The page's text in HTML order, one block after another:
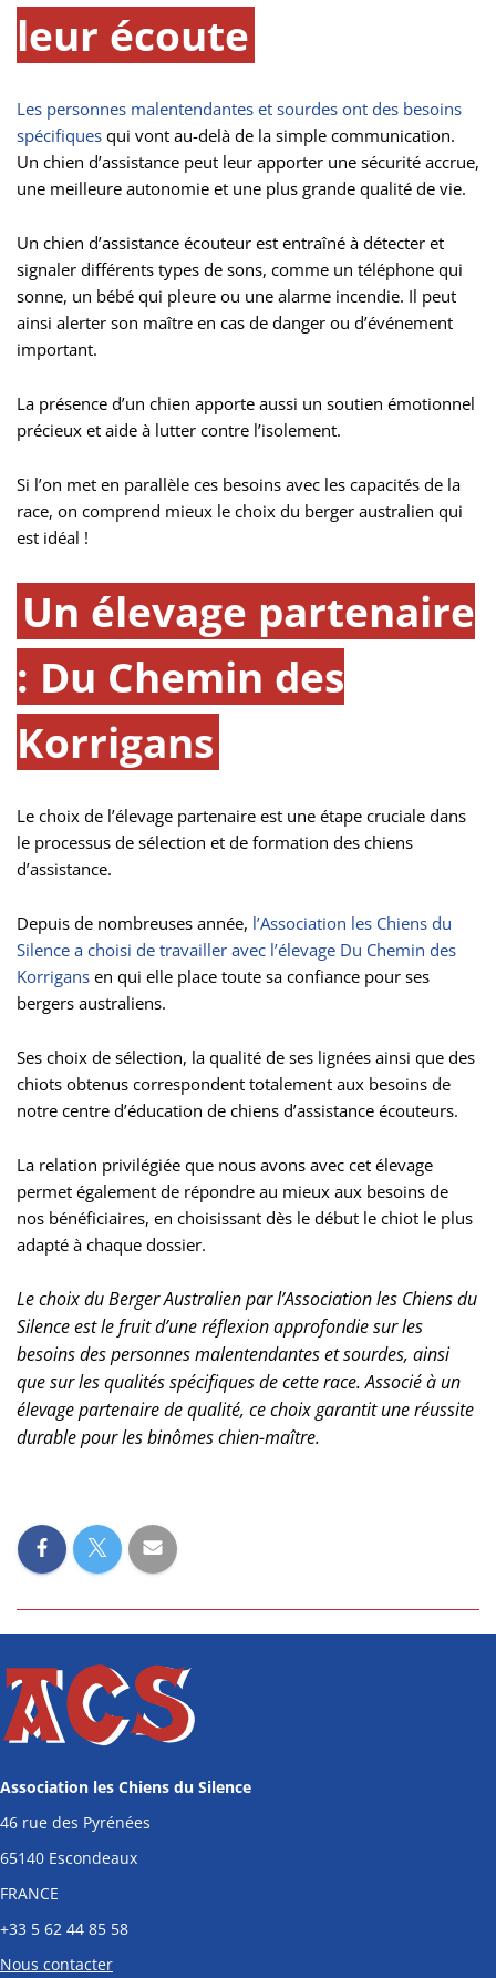
leur écoute
Les personnes malentendantes et sourdes ont des besoins
spécifiques qui vont au-delà de la simple communication.
Un chien d’assistance peut leur apporter une sécurité accrue,
une meilleure autonomie et une plus grande qualité de vie.
Un chien d’assistance écouteur est entraîné à détecter et
signaler différents types de sons, comme un téléphone qui
sonne, un bébé qui pleure ou une alarme incendie. Il peut
ainsi alerter son maître en cas de danger ou d’événement
important.
La présence d’un chien apporte aussi un soutien émotionnel
précieux et aide à lutter contre l’isolement.
Si l’on met en parallèle ces besoins avec les capacités de la
race, on comprend mieux le choix du berger australien qui
est idéal !
Un élevage partenaire
: Du Chemin des
Korrigans
Le choix de l’élevage partenaire est une étape cruciale dans
le processus de sélection et de formation des chiens
d’assistance.
Depuis de nombreuses année, l’Association les Chiens du
Silence a choisi de travailler avec l’élevage Du Chemin des
Korrigans en qui elle place toute sa confiance pour ses
bergers australiens.
Ses choix de sélection, la qualité de ses lignées ainsi que des
chiots obtenus correspondent totalement aux besoins de
notre centre d’éducation de chiens d’assistance écouteurs.
La relation privilégiée que nous avons avec cet élevage
permet également de répondre au mieux aux besoins de
nos bénéficiaires, en choisissant dès le début le chiot le plus
adapté à chaque dossier.
Le choix du Berger Australien par l’Association les Chiens du
Silence est le fruit d’une réflexion approfondie sur les
besoins des personnes malentendantes et sourdes, ainsi
que sur les qualités spécifiques de cette race. Associé à un
élevage partenaire de qualité, ce choix garantit une réussite
durable pour les binômes chien-maître.
Association les Chiens du Silence
46 rue des Pyrénées
65140 Escondeaux
FRANCE
+33 5 62 44 85 58
Nous contacter